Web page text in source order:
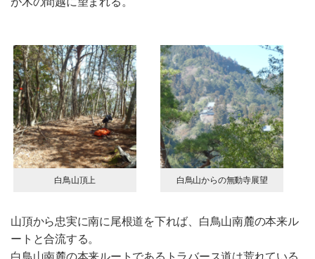
が木の間越に望まれる。
白鳥山頂上 白鳥山からの無動寺展望
山頂から忠実に南に尾根道を下れば、白鳥山南麓の本来ル
ートと合流する。